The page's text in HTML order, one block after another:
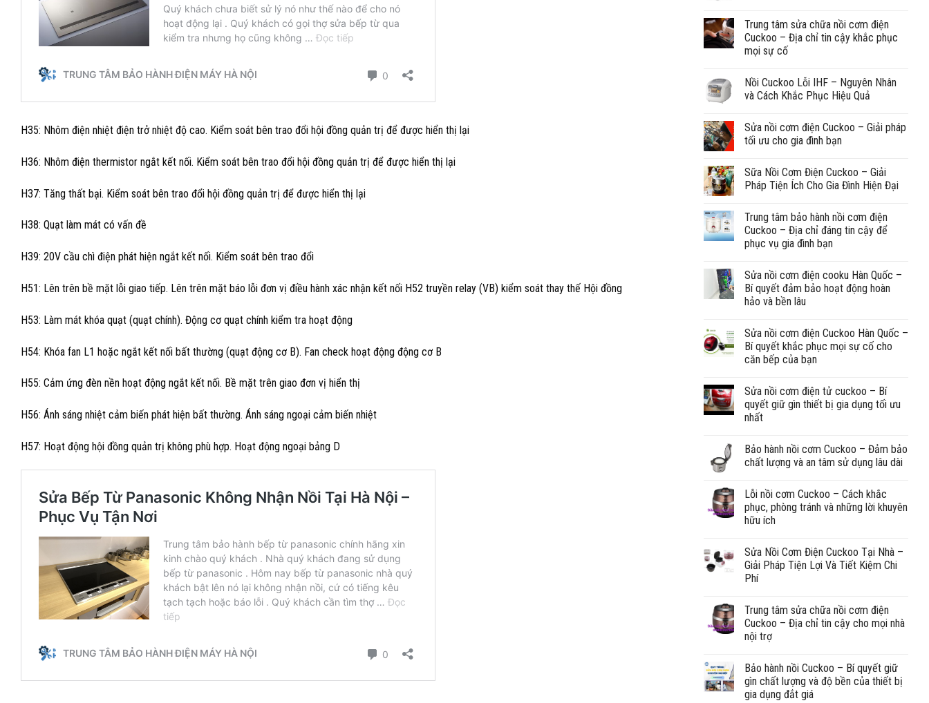
H35: Nhôm điện nhiệt điện trở nhiệt độ cao. Kiểm soát bên trao đổi hội đồng quản trị để được hiển thị lại
H36: Nhôm điện thermistor ngắt kết nối. Kiểm soát bên trao đổi hội đồng quản trị để được hiển thị lại
H37: Tăng thất bại. Kiểm soát bên trao đổi hội đồng quản trị để được hiển thị lại
H38: Quạt làm mát có vấn đề
H39: 20V cầu chì điện phát hiện ngắt kết nối. Kiểm soát bên trao đổi
H51: Lên trên bề mặt lỗi giao tiếp. Lên trên mặt báo lỗi đơn vị điều hành xác nhận kết nối H52 truyền relay (VB) kiểm soát thay thế Hội đồng
H53: Làm mát khóa quạt (quạt chính). Động cơ quạt chính kiểm tra hoạt động
H54: Khóa fan L1 hoặc ngắt kết nối bất thường (quạt động cơ B). Fan check hoạt động động cơ B
H55: Cảm ứng đèn nền hoạt động ngắt kết nối. Bề mặt trên giao đơn vị hiển thị
H56: Ánh sáng nhiệt cảm biến phát hiện bất thường. Ánh sáng ngoại cảm biến nhiệt
H57: Hoạt động hội đồng quản trị không phù hợp. Hoạt động ngoại bảng D
Trung tâm sửa chữa nồi cơm điện
Cuckoo – Địa chỉ tin cậy khắc phục
mọi sự cố
Nồi Cuckoo Lỗi IHF – Nguyên Nhân
và Cách Khắc Phục Hiệu Quả
Sửa nồi cơm điện Cuckoo – Giải pháp
tối ưu cho gia đình bạn
Sữa Nồi Cơm Điện Cuckoo – Giải
Pháp Tiện Ích Cho Gia Đình Hiện Đại
Trung tâm bảo hành nồi cơm điện
Cuckoo – Địa chỉ đáng tin cậy để
phục vụ gia đình bạn
Sửa nồi cơm điện cooku Hàn Quốc –
Bí quyết đảm bảo hoạt động hoàn
hảo và bền lâu
Sửa nồi cơm điện Cuckoo Hàn Quốc –
Bí quyết khắc phục mọi sự cố cho
căn bếp của bạn
Sửa nồi cơm điện tử cuckoo – Bí
quyết giữ gìn thiết bị gia dụng tối ưu
nhất
Bảo hành nồi cơm Cuckoo – Đảm bảo
chất lượng và an tâm sử dụng lâu dài
Lỗi nồi cơm Cuckoo – Cách khắc
phục, phòng tránh và những lời khuyên
hữu ích
Sửa Nồi Cơm Điện Cuckoo Tại Nhà –
Giải Pháp Tiện Lợi Và Tiết Kiệm Chi
Phí
Trung tâm sửa chữa nồi cơm điện
Cuckoo – Địa chỉ tin cậy cho mọi nhà
nội trợ
Bảo hành nồi Cuckoo – Bí quyết giữ
gìn chất lượng và độ bền của thiết bị
gia dụng đắt giá